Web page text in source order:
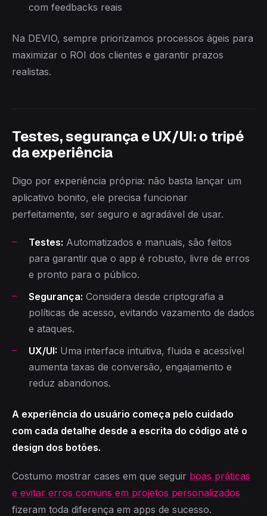
com feedbacks reais
Na DEVIO, sempre priorizamos processos ágeis para
maximizar o ROI dos clientes e garantir prazos
realistas.
Testes, segurança e UX/UI: o tripé
da experiência
Digo por experiência própria: não basta lançar um
aplicativo bonito, ele precisa funcionar
perfeitamente, ser seguro e agradável de usar.
Testes: Automatizados e manuais, são feitos
para garantir que o app é robusto, livre de erros
e pronto para o público.
Segurança: Considera desde criptografia a
políticas de acesso, evitando vazamento de dados
e ataques.
UX/UI: Uma interface intuitiva, fluida e acessível
aumenta taxas de conversão, engajamento e
reduz abandonos.
A experiência do usuário começa pelo cuidado
com cada detalhe desde a escrita do código até o
design dos botões.
Costumo mostrar cases em que seguir boas práticas
e evitar erros comuns em projetos personalizados
fizeram toda diferença em apps de sucesso.